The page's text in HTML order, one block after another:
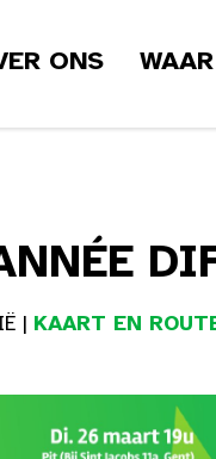
ONS
| KAART EN